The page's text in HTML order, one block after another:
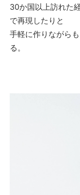
30か国以上訪れた
で再現したりと
手軽に作りながら
る。